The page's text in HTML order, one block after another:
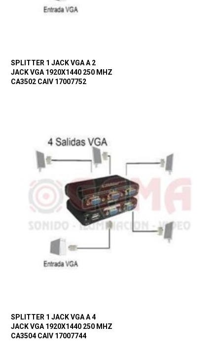
SPLITTER 1 JACK VGA A 2
JACK VGA 1920X1440 250 MHZ
CA3502 CAIV 17007752
SPLITTER 1 JACK VGA A 4
JACK VGA 1920X1440 250 MHZ
CA3504 CAIV 17007744